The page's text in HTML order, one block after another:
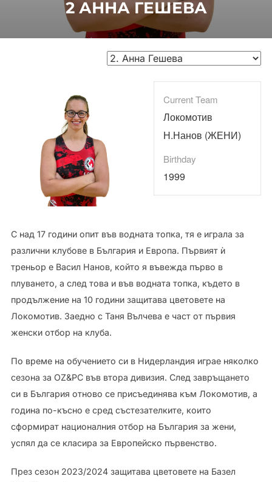
2АННА ГЕШЕВА
Current Team
Локомотив
Н.Нанов (ЖЕНИ)
Birthday
1999
С над 17 години опит във водната топка, тя е играла за
различни клубове в България и Европа. Първият ѝ
треньор е Васил Нанов, който я въвежда първо в
плуването, а след това и във водната топка, където в
продължение на 10 години защитава цветовете на
Локомотив. Заедно с Таня Вълчева е част от първия
женски отбор на клуба.
По време на обучението си в Нидерландия играе няколко
сезона за OZ&PC във втора дивизия. След завръщането
си в България отново се присъединява към Локомотив, а
година по-късно е сред състезателките, които
сформират националния отбор на България за жени,
успял да се класира за Европейско първенство.
През сезон 2023/2024 защитава цветовете на Базел